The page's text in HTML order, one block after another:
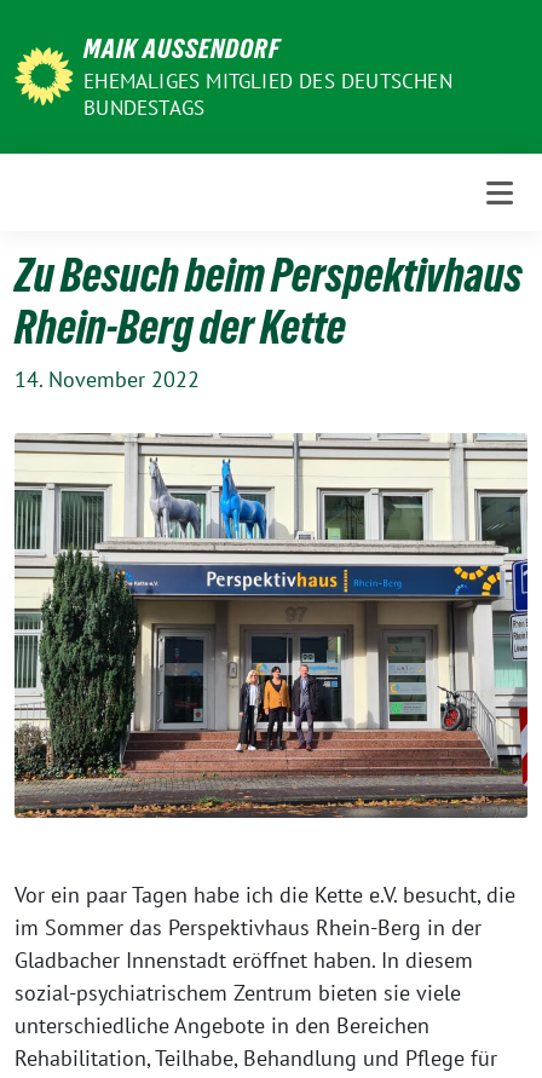
zum
Inhalt
MAIK AUSSENDORF
EHEMALIGES MITGLIED DES DEUTSCHEN
BUNDESTAGS
Zu Besuch beim Perspektivhaus
Rhein-Berg der Kette
14. November 2022
Vor ein paar Tagen habe ich die Kette e.V. besucht, die
im Sommer das Perspektivhaus Rhein-Berg in der
Gladbacher Innenstadt eröffnet haben. In diesem
sozial-psychiatrischem Zentrum bieten sie viele
unterschiedliche Angebote in den Bereichen
Rehabilitation, Teilhabe, Behandlung und Pflege für